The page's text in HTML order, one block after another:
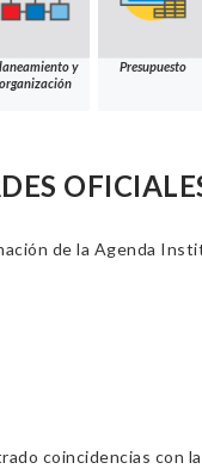
y
organización
Presupuesto
de la Agenda
coincidencias con